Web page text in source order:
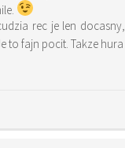
rec je len
to fajn pocit. Takze